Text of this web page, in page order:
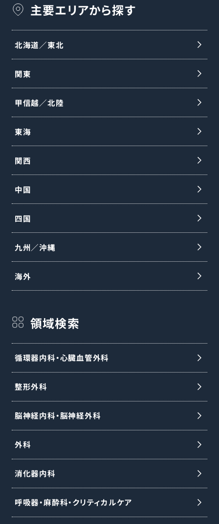
主要エリアから探す
北海道／東北
関東
甲信越／北陸
東海
関西
中国
四国
九州／沖縄
海外
領域検索
循環器内科・心臓血管外科
整形外科
脳神経内科・脳神経外科
外科
消化器内科
呼吸器・麻酔科・クリティカルケア